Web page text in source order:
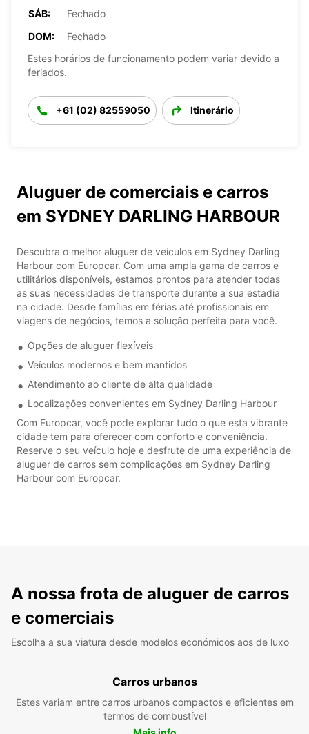
SÁB:
Fechado
DOM:
Fechado
Estes horários de funcionamento podem variar devido a
feriados.
+61 (02) 82559050 Itinerário
Aluguer de comerciais e carros
em SYDNEY DARLING HARBOUR
Descubra o melhor aluguer de veículos em Sydney Darling
Harbour com Europcar. Com uma ampla gama de carros e
utilitários disponíveis, estamos prontos para atender todas
as suas necessidades de transporte durante a sua estadia
na cidade. Desde famílias em férias até profissionais em
viagens de negócios, temos a solução perfeita para você.
Opções de aluguer flexíveis
Veículos modernos e bem mantidos
Atendimento ao cliente de alta qualidade
Localizações convenientes em Sydney Darling Harbour
Com Europcar, você pode explorar tudo o que esta vibrante
cidade tem para oferecer com conforto e conveniência.
Reserve o seu veículo hoje e desfrute de uma experiência de
aluguer de carros sem complicações em Sydney Darling
Harbour com Europcar.
A nossa frota de aluguer de carros
e comerciais
Escolha a sua viatura desde modelos económicos aos de luxo
Carros urbanos
Estes variam entre carros urbanos compactos e eficientes em
termos de combustível